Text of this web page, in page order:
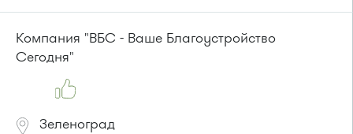
Автобусы № 6, 8, 9, 11, 15, 23, 32, 45, 312, 377.
Компания "ВБС - Ваше Благоустройство
Сегодня"
Зеленоград